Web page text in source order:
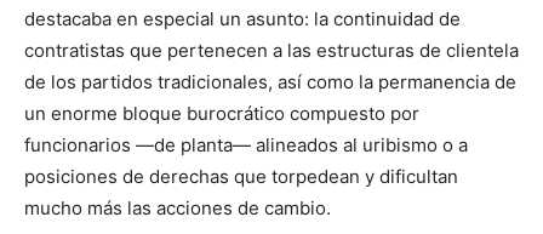
destacaba en especial un asunto: la continuidad de
contratistas que pertenecen a las estructuras de clientela
de los partidos tradicionales, así como la permanencia de
un enorme bloque burocrático compuesto por
funcionarios —de planta— alineados al uribismo o a
posiciones de derechas que torpedean y dificultan
mucho más las acciones de cambio.